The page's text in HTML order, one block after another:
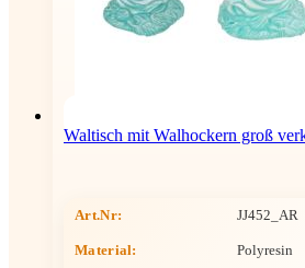
Waltisch mit Walhockern groß
Art.Nr: JJ452_AR
Material: Polyresin